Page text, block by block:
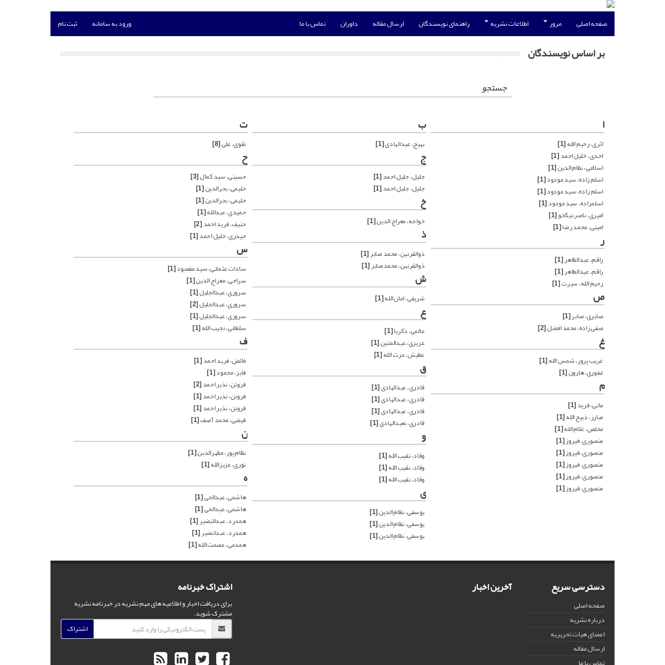
صفحه اصلی مرور اطلاعات نشریه راهنمای نویسندگان ارسال مقاله داوران تماس با ما ورود به سامانه ثبت نام
بر اساس نویسندگان
جستجو
ا
اثری، رحیم الله[1]
احدی، خلیل احمد[1]
اسلامی، نظام الدین[1]
اسلم زاده، سید مودود[1]
اسلم زاده، سید مودود[1]
اسلمزاده، سید مودود[1]
امیری، ناصر نیکخو[1]
امینی، محمد رضا[1]
ب
بهیج، عبدالهادی[1]
ت
تقوی، علی[8]
ج
جلیل، جلیل احمد[1]
جلیل، جلیل احمد[1]
ح
حسینی، سید کمال[3]
حلیمی، بحرالدین[1]
حلیمی، بحرالدین[1]
حمیدی، عبدالله[1]
حنیف، فرید احمد[2]
حیدری، خلیل احمد[1]
خ
خواجه، معراج الدین[1]
ذ
ذوالقرنین، محمد صابر[1]
ذوالقرنین، محمدصابر[1]
ر
راقم، عبدالظاهر[1]
راقم، عبدالظاهر[1]
رحیم الله، سیرت[1]
س
سادات عثمانی، سید مقصود[1]
سراجی، معراج الدین[1]
سروری، عبدالجلیل[1]
سروری، عبدالجلیل[2]
سروری، عبدالجلیل[1]
سلطانی، نجیب الله[1]
ش
شریفی، امان الله[1] ص
صابری، صابر[1]
صفی زاده، محمد افضل[2]
ع
عالمی، ذکریا[1]
عزیزی، عبدالمتین[1]
عطیش، عزت الله[1]
غ
غریب پرور، شمس الله[1]
غفوری، هارون[1]
ف
فائض، فرید احمد[1]
فایز، محمود[1]
فروتن، نذیر احمد[2]
فروتن، نذیر احمد[1]
فروتن، نذیر احمد[1]
فیضی، محمد آصف[1]
ق
قادری، عبدالهادی[1]
قادری، عبدالهادی[1]
قادری، عبدالهادی[1]
قادری، نعبدالهادی[1]
م
مانی، فرید[1]
مبارز، ذبیح الله[1]
مخلص، غلام الله[1]
منصوری، فیروز[1]
منصوری، فیروز[1]
منصوری، فیروز[1]
منصوری، فیروز[1]
منصوری، فیروز[1]
ن
نظام پور، مظهرالدین[1]
نوری، عزیزالله[1]
و
وقاد، نقیب الله[1]
وقاد، نقیب الله[1]
وقاد، نقیب الله[1] ه
هاشمی، عبدالحی[1]
هاشمی، عبدالحی[1]
همدرد، عبدالنضیر[1]
همدرد، عبدانضیر[1]
همدمی، عصمت الله[1]
ی
یوسفی، نظام الدین[1]
یوسفی، نظام الدین[1]
یوسفی، نظام الدین[1]
دسترسی سریع
صفحه اصلی
درباره نشریه
اعضای هیات تحریریه
ارسال مقاله
آخرین اخبار اشتراک خبرنامه
برای دریافت اخبار و اطلاعیه های مهم نشریه در خبرنامه نشریه
مشترک شوید.
اشتراک